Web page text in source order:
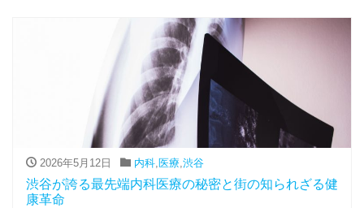
2026年5月12日 内科, 医療, 渋谷
渋谷が誇る最先端内科医療の秘密と街の知られざる健
康革命